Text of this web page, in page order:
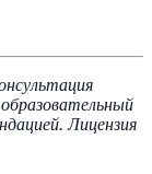
Лицензия